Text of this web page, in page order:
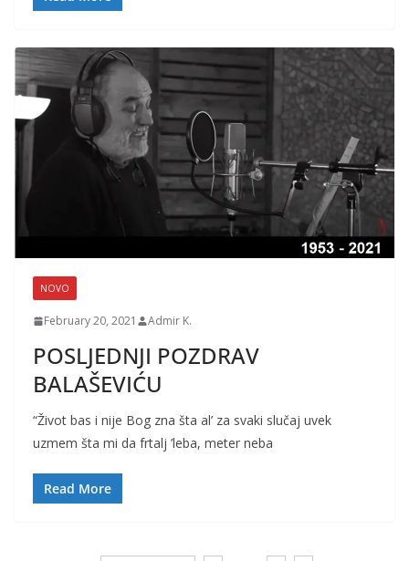
NOVO
February 20, 2021 Admir K.
POSLJEDNJI POZDRAV
BALAŠEVIĆU
“Život bas i nije Bog zna šta al’ za svaki slučaj uvek
uzmem šta mi da frtalj ’leba, meter neba
Read More